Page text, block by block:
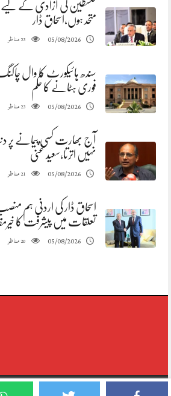
فلسطین کی آزادی کے
متحد ہوں،اسحاق ڈار
05/08/2026
23مناظر
سندھ ہائیکورٹ کا وال چاکنگ
فوری ہٹانے کا حکم
05/08/2026
23مناظر
آج بھارت کسی پیمانے پر
نہیں اترتا،سعید غنی
05/08/2026
21مناظر
اسحاق ڈار کی اردنی ہم
تعلقات میں پیشرفت کا
05/08/2026
20مناظر